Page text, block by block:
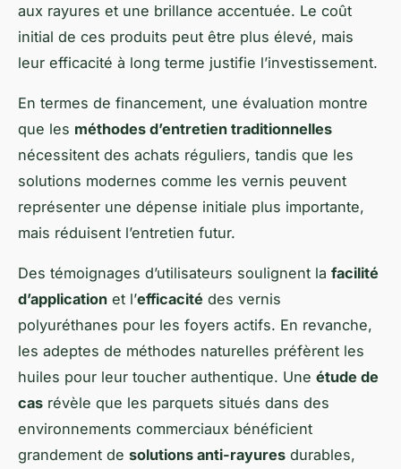
aux rayures et une brillance accentuée. Le coût
initial de ces produits peut être plus élevé, mais
leur efficacité à long terme justifie l’investissement.
En termes de financement, une évaluation montre
que les méthodes d’entretien traditionnelles
nécessitent des achats réguliers, tandis que les
solutions modernes comme les vernis peuvent
représenter une dépense initiale plus importante,
mais réduisent l’entretien futur.
Des témoignages d’utilisateurs soulignent la facilité
d’application et l’efficacité des vernis
polyuréthanes pour les foyers actifs. En revanche,
les adeptes de méthodes naturelles préfèrent les
huiles pour leur toucher authentique. Une étude de
cas révèle que les parquets situés dans des
environnements commerciaux bénéficient
grandement de solutions anti-rayures durables,